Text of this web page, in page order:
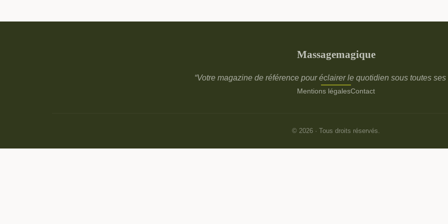
Massagemagique
“Votre magazine de référence pour éclairer le quotidien sous toutes ses
Mentions légalesContact
© 2026 · Tous droits réservés.